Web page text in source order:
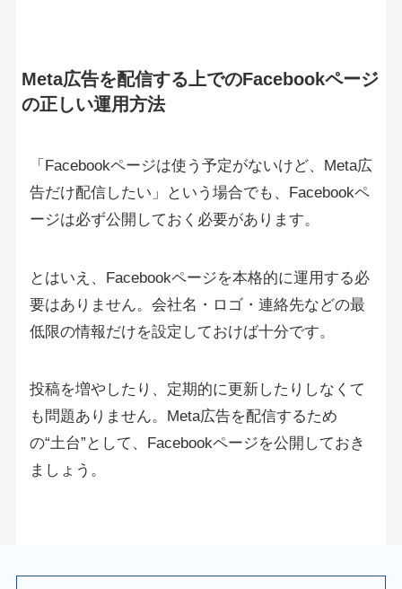
Meta広告を配信する上でのFacebookページ
の正しい運用方法
「Facebookページは使う予定がないけど、Meta広
告だけ配信したい」という場合でも、Facebookペ
ージは必ず公開しておく必要があります。
とはいえ、Facebookページを本格的に運用する必
要はありません。会社名・ロゴ・連絡先などの最
低限の情報だけを設定しておけば十分です。
投稿を増やしたり、定期的に更新したりしなくて
も問題ありません。Meta広告を配信するため
の“土台”として、Facebookページを公開しておき
ましょう。